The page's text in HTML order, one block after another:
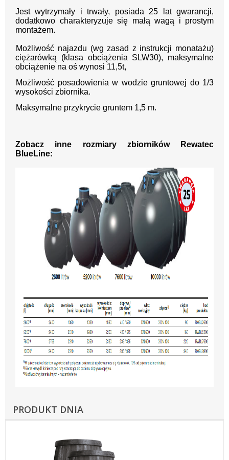
Jest wytrzymały i trwały, posiada 25 lat gwarancji,
dodatkowo charakteryzuje się małą wagą i prostym
montażem.
Możliwość najazdu (wg zasad z instrukcji monatażu)
ciężarówką (klasa obciążenia SLW30), maksymalne
obciążenie na oś wynosi 11,5t,
Możliwość posadowienia w wodzie gruntowej do 1/3
wysokości zbiornika.
Maksymalne przykrycie gruntem 1,5 m.
Zobacz inne rozmiary zbiorników Rewatec
BlueLine:
PRODUKT DNIA